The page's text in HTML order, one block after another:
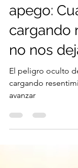
El peligro
apego:
cargando
no nos
El peligro oculto
cargando
avanzar